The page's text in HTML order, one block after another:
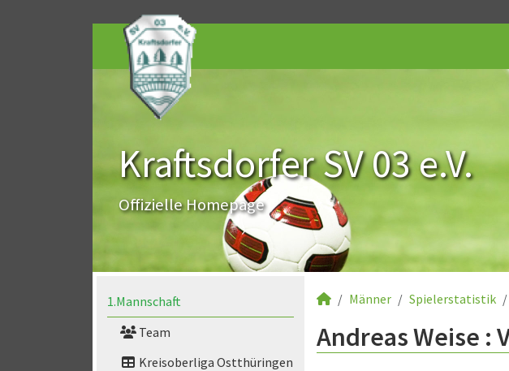
Kraftsdorfer SV 03 e.V.
Offizielle Homepage
1.Mannschaft
Team
Kreisoberliga Ostthüringen
Männer Spielerstatistik
Andreas Weise :